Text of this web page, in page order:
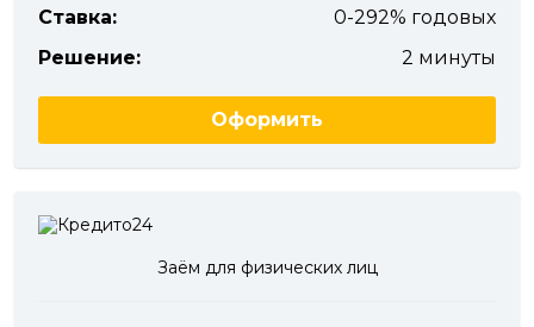
Ставка:
0-292% годовых
Решение:
2 минуты
Оформить
Заём для физических лиц